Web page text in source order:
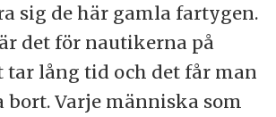
sig de här gamla fartygen.
det för nautikerna på
tar lång tid och det får man
Varje människa som